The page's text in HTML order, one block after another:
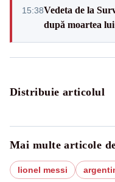
15:38Vedeta de la
după moartea
Distribuie articolul
Mai multe articole
lionel messi